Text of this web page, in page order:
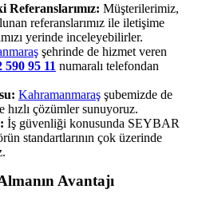
Referanslarımız: Müşterilerimiz,
referanslarımız ile iletişime
yerinde inceleyebilirler.
şehrinde de hizmet veren
590 95 11 numaralı telefondan
Kahramanmaraş şubemizde de
çözümler sunuyoruz.
İş güvenliği konusunda SEYBAR
standartlarının çok üzerinde
Avantajı